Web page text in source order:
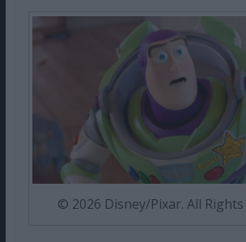
© 2026 Disney/Pixar. All Rights